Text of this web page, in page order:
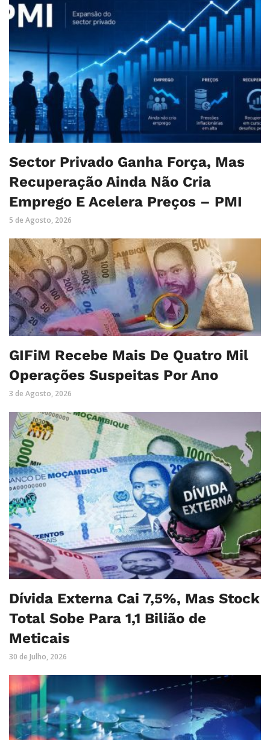
Sector Privado Ganha Força, Mas
Recuperação Ainda Não Cria
Emprego E Acelera Preços – PMI
5 de Agosto, 2026
GIFiM Recebe Mais De Quatro Mil
Operações Suspeitas Por Ano
3 de Agosto, 2026
Dívida Externa Cai 7,5%, Mas Stock
Total Sobe Para 1,1 Bilião de
Meticais
30 de Julho, 2026